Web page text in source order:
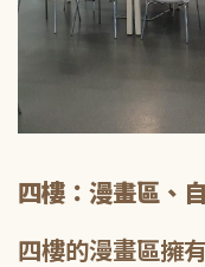
四樓：漫畫區、
四樓的漫畫區擁